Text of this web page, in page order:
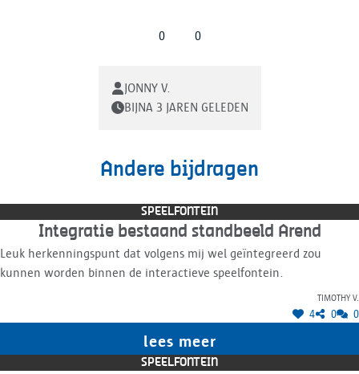
0 0
JONNY V.
BIJNA 3 JAREN GELEDEN
Andere bijdragen
SPEELFONTEIN
Integratie bestaand standbeeld Arend
Leuk herkenningspunt dat volgens mij wel geïntegreerd zou
kunnen worden binnen de interactieve speelfontein.
Timothy V.
4 0 0
lees meer
SPEELFONTEIN